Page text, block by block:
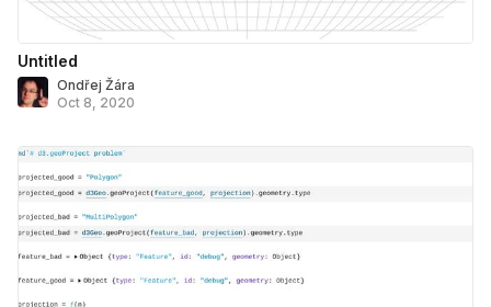
Untitled
Ondřej Žára
Oct 8, 2020